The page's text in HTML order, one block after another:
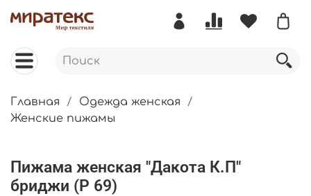
Главная
Одежда женская
Женские пижамы
Пижама женская "Дакота К.П"
бриджи (Р 69)